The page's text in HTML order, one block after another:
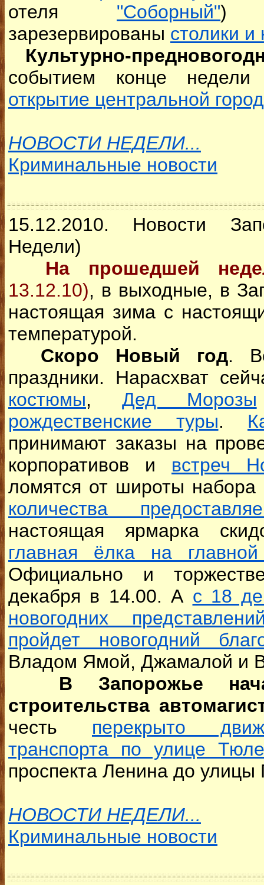
отеля "Соборный")
зарезервированы столики
Культурно-
событием конце
открытие центральной
НОВОСТИ НЕДЕЛИ...
Криминальные новости
15.12.2010. Новости
Недели)
На прошедшей
13.12.10), в выходные, в
настоящая зима с
температурой.
Скоро Новый год.
праздники. Нарасхват
костюмы, Дед Морозы
рождественские туры.
принимают заказы на
корпоративов и встреч
ломятся от широты набора
количества
настоящая ярмарка
главная ёлка на
Официально и
декабря в 14.00. А с 18
новогодних
пройдет новогодний
Владом Ямой, Джамалой и
В Запорожье
строительства
честь перекрыто
транспорта по улице
проспекта Ленина до
НОВОСТИ НЕДЕЛИ...
Криминальные новости